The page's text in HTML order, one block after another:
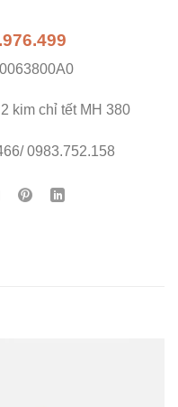
kim chỉ tết MH 380
0983.752.158